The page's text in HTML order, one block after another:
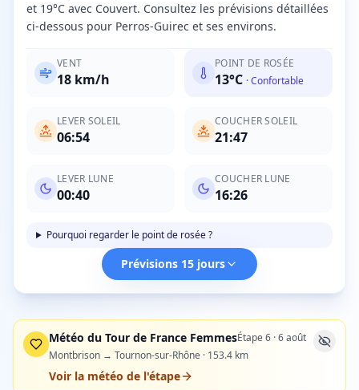
et 19°C avec Couvert. Consultez les prévisions détaillées
ci-dessous pour Perros-Guirec et ses environs.
VENT
18 km/h
POINT DE ROSÉE
13°C ·Confortable
LEVER SOLEIL
06:54
COUCHER SOLEIL
21:47
LEVER LUNE
00:40
COUCHER LUNE
16:26
Pourquoi regarder le point de rosée ?
Prévisions 15 jours
Météo du Tour de France FemmesÉtape6 ·6 août
Montbrison → Tournon-sur-Rhône · 153.4 km
Voir la météo de l'étape